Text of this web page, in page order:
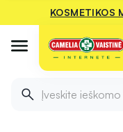
Įveskite